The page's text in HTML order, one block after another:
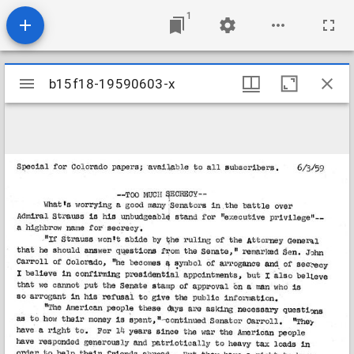
1
Mirador
viewer
b15f18-19590603-x
b15f18-19590603-x